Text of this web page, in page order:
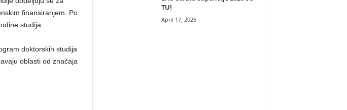
finansiranjem. Po
studija.
doktorskih studija
oblasti od značaja
TU!
April 17, 2026